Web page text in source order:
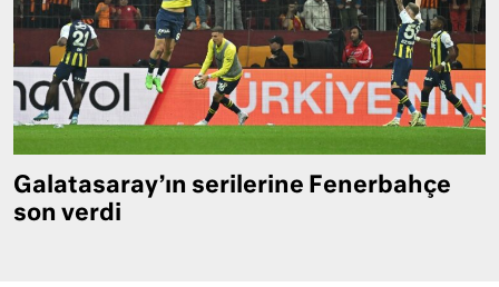
Galatasaray’ın serilerine Fenerbahçe
son verdi